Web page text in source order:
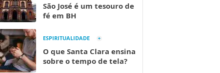
São José é um tesouro de
fé em BH
ESPIRITUALIDADE
O que Santa Clara ensina
sobre o tempo de tela?